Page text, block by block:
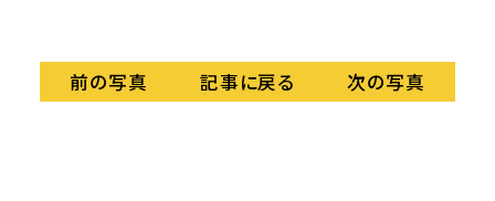
前の写真 記事に戻る 次の写真